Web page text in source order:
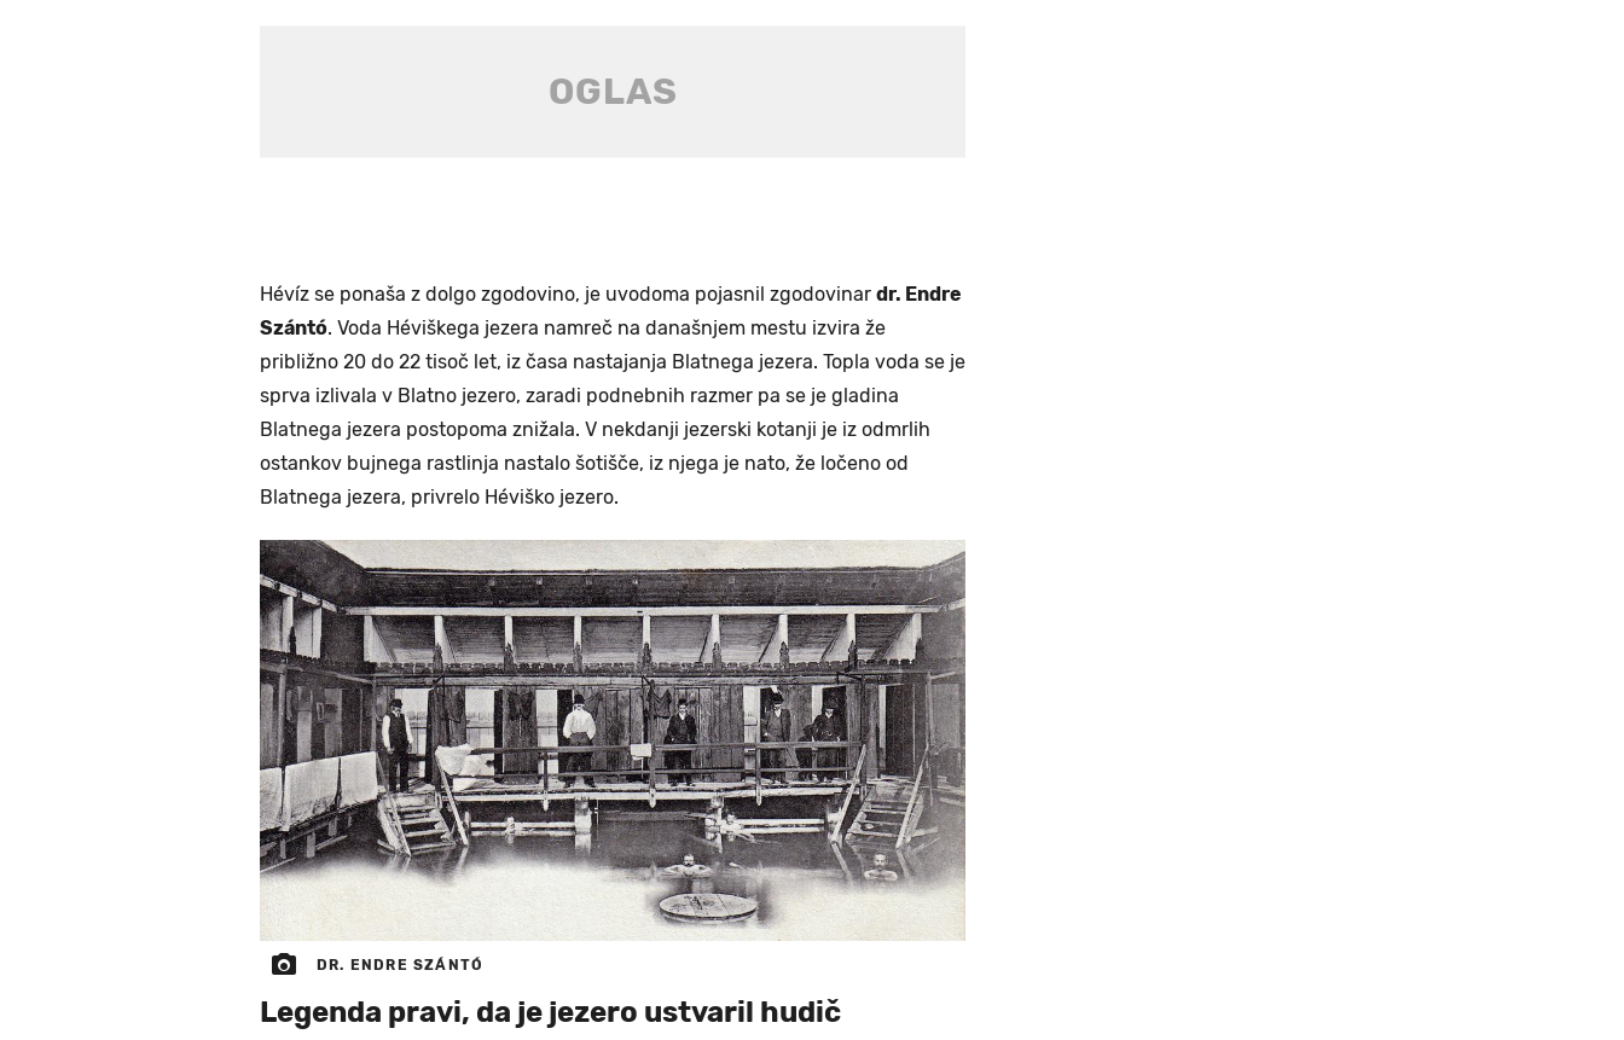
Hévíz se ponaša z dolgo zgodovino, je uvodoma pojasnil zgodovinar dr. Endre
Szántó. Voda Héviškega jezera namreč na današnjem mestu izvira že
približno 20 do 22 tisoč let, iz časa nastajanja Blatnega jezera. Topla voda se je
sprva izlivala v Blatno jezero, zaradi podnebnih razmer pa se je gladina
Blatnega jezera postopoma znižala. V nekdanji jezerski kotanji je iz odmrlih
ostankov bujnega rastlinja nastalo šotišče, iz njega je nato, že ločeno od
Blatnega jezera, privrelo Héviško jezero.
DR. ENDRE SZÁNTÓ
Legenda pravi, da je jezero ustvaril hudič